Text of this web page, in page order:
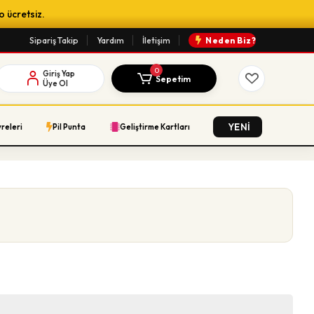
ücretsiz.
Sipariş Takip Yardım İletişim Neden Biz?
Giriş Yap
Üye Ol
0
Sepetim
Pil Punta Geliştirme Kartları YENİ